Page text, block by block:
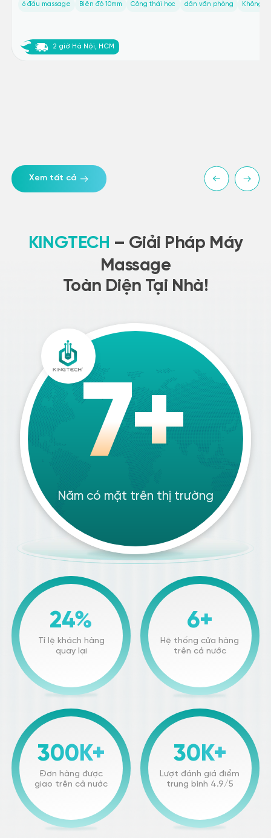
6 đầu massage Biên độ 10mm Công thái học dân văn phòng Không
2 giờ Hà Nội, HCM
Xem tất cả
KINGTECH – Giải Pháp Máy
Massage
Toàn Diện Tại Nhà!
24%
Tỉ lệ khách hàng
quay lại
6+
Hệ thống cửa hàng
trên cả nước
7+
Năm có mặt trên thị trường
300K+
Đơn hàng được
giao trên cả nước
30K+
Lượt đánh giá điểm
trung bình 4.9/5